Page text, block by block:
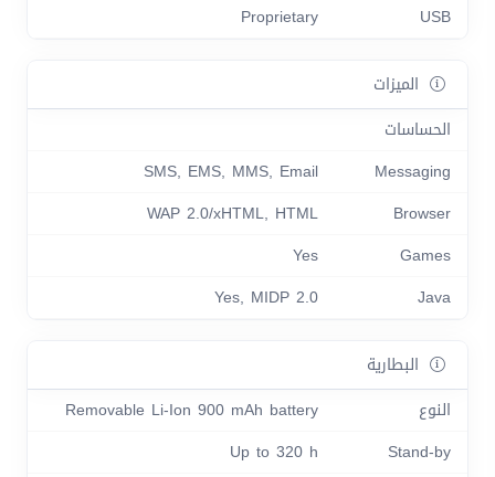
USB
Proprietary
الميزات
الحساسات
Messaging
SMS, EMS, MMS, Email
Browser
WAP 2.0/xHTML, HTML
Games
Yes
Java
Yes, MIDP 2.0
البطارية
النوع
Removable Li-Ion 900 mAh battery
Stand-by
Up to 320 h